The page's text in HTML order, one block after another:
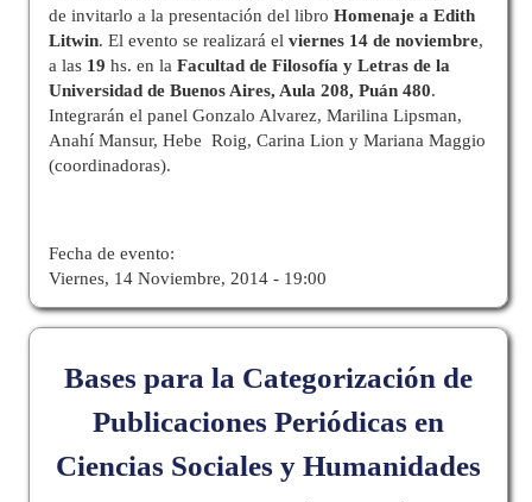
de invitarlo a la presentación del libro Homenaje a Edith
Litwin. El evento se realizará el viernes 14 de noviembre,
a las 19 hs. en la Facultad de Filosofía y Letras de la
Universidad de Buenos Aires, Aula 208, Puán 480.
Integrarán el panel Gonzalo Alvarez, Marilina Lipsman,
Anahí Mansur, Hebe Roig, Carina Lion y Mariana Maggio
(coordinadoras).
Fecha de evento:
Viernes, 14 Noviembre, 2014 - 19:00
Bases para la Categorización de
Publicaciones Periódicas en
Ciencias Sociales y Humanidades